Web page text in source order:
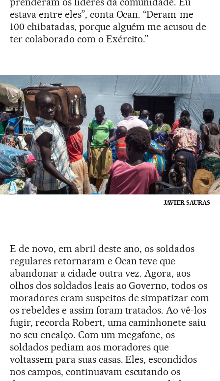
estava entre eles”, conta Ocan. “Deram-me
100 chibatadas, porque alguém me acusou de
ter colaborado com o Exército.”
JAVIER SAURAS
E de novo, em abril deste ano, os soldados
regulares retornaram e Ocan teve que
abandonar a cidade outra vez. Agora, aos
olhos dos soldados leais ao Governo, todos os
moradores eram suspeitos de simpatizar com
os rebeldes e assim foram tratados. Ao vê-los
fugir, recorda Robert, uma caminhonete saiu
no seu encalço. Com um megafone, os
soldados pediam aos moradores que
voltassem para suas casas. Eles, escondidos
nos campos, continuavam escutando os